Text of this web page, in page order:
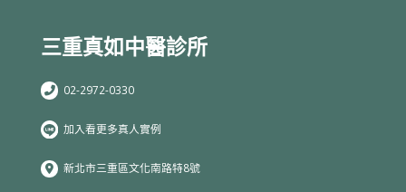
三重真如中醫診所
02-2972-0330
加入看更多真人實例
新北市三重區文化南路特8號